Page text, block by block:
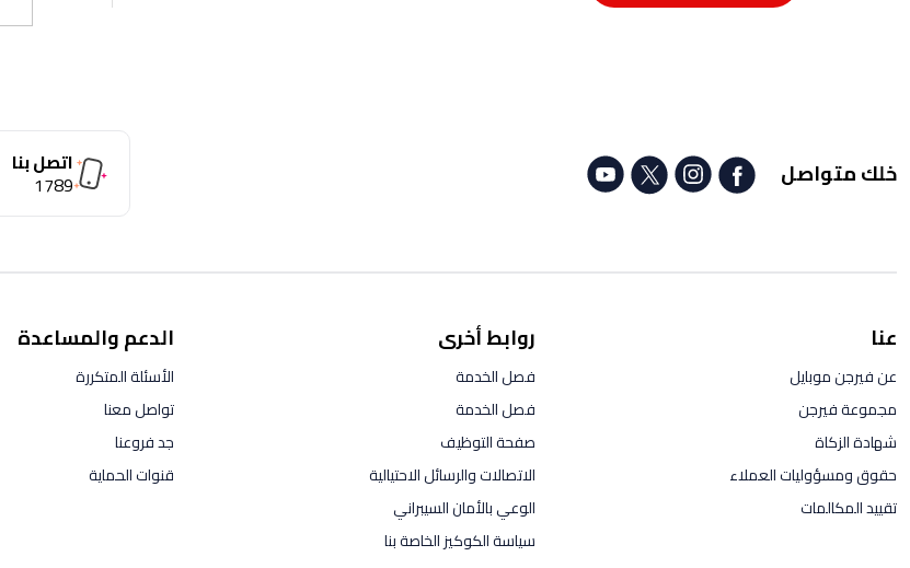
خلك متواصل اتصل بنا
1789
عنا
عن فيرجن موبايل
مجموعة فيرجن
شهادة الزكاة
حقوق ومسؤوليات العملاء
تقييد المكالمات
روابط أخرى
فصل الخدمة
فصل الخدمة
صفحة التوظيف
الاتصالات والرسائل الاحتيالية
الوعي بالأمان السيبراني
سياسة الكوكيز الخاصة بنا
الدعم والمساعدة
الأسئلة المتكررة
تواصل معنا
جد فروعنا
قنوات الحماية